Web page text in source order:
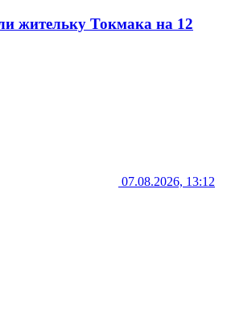
жительку Токмака на 12
07.08.2026, 13:12